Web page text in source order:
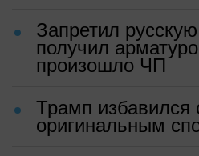
Запретил
получил
произошло ЧП
Трамп избавился
оригинальным